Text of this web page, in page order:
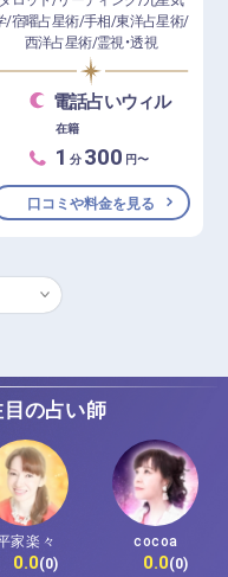
/宿曜占星術/手相/東洋占星術/
西洋占星術/霊視・透視
電話占いウィル
在籍
1 分 300 円〜
口コミや料金を見る
の占い師
家楽々
0.0(0)
cocoa
0.0(0)